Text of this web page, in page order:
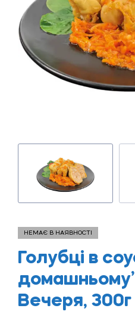
НЕМАЄ В НАЯВНОСТІ
Голубці в
Вечеря, 300г